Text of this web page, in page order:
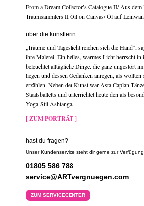
From a Dream Collector’s Catalogue II/ Aus dem
Traumsammlers II Oil on Canvas/ Öl auf
über die künstlerin
„Träume und Tageslicht reichen sich die Hand“,
ihre Malerei. Ein helles, warmes Licht herrscht in
beleuchtet alltägliche Dinge, die ganz ungestört
liegen und dessen Gedanken anregen, als
erzählen. Neben der Kunst war Asta Caplan
Staatsballetts und unterrichtet heute den als
Yoga-Stil Ashtanga.
[ ZUM PORTRÄT ]
hast du fragen?
Unser Kundenservice steht dir gerne zur Verfügung!
01805 586 788
service@ARTvergnuegen.com
ZUM SERVICECENTER